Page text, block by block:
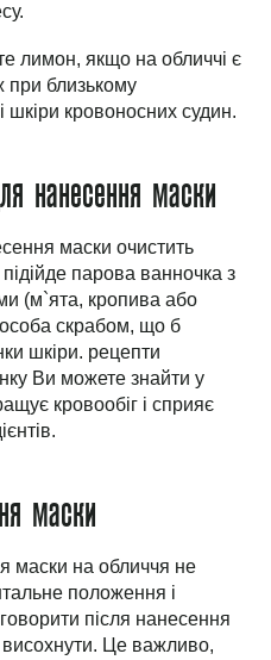
лимон, якщо на обличчі є
при близькому
кровоносних судин.
нанесення маски
маски очистить
парова ванночка з
(м`ята, кропива або
особа скрабом, що б
шкіри. рецепти
Ви можете знайти у
кровообіг і сприяє
маски
маски на обличчя не
положення і
після нанесення
висохнути. Це важливо,